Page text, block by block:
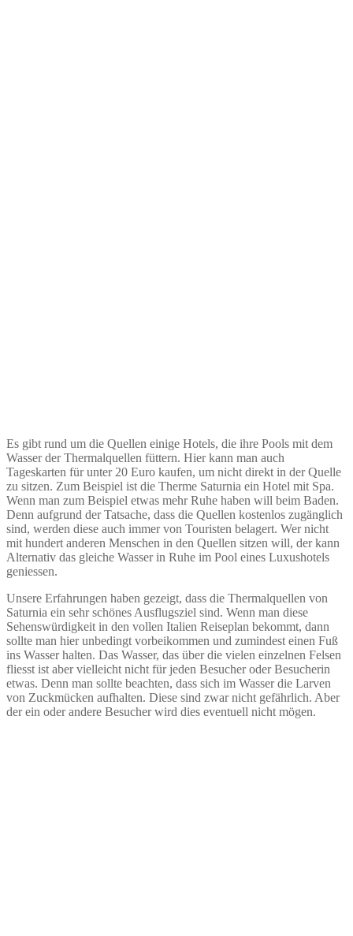
Es gibt rund um die Quellen einige Hotels, die ihre Pools mit dem
Wasser der Thermalquellen füttern. Hier kann man auch
Tageskarten für unter 20 Euro kaufen, um nicht direkt in der Quelle
zu sitzen. Zum Beispiel ist die Therme Saturnia ein Hotel mit Spa.
Wenn man zum Beispiel etwas mehr Ruhe haben will beim Baden.
Denn aufgrund der Tatsache, dass die Quellen kostenlos zugänglich
sind, werden diese auch immer von Touristen belagert. Wer nicht
mit hundert anderen Menschen in den Quellen sitzen will, der kann
Alternativ das gleiche Wasser in Ruhe im Pool eines Luxushotels
geniessen.
Unsere Erfahrungen haben gezeigt, dass die Thermalquellen von
Saturnia ein sehr schönes Ausflugsziel sind. Wenn man diese
Sehenswürdigkeit in den vollen Italien Reiseplan bekommt, dann
sollte man hier unbedingt vorbeikommen und zumindest einen Fuß
ins Wasser halten. Das Wasser, das über die vielen einzelnen Felsen
fliesst ist aber vielleicht nicht für jeden Besucher oder Besucherin
etwas. Denn man sollte beachten, dass sich im Wasser die Larven
von Zuckmücken aufhalten. Diese sind zwar nicht gefährlich. Aber
der ein oder andere Besucher wird dies eventuell nicht mögen.